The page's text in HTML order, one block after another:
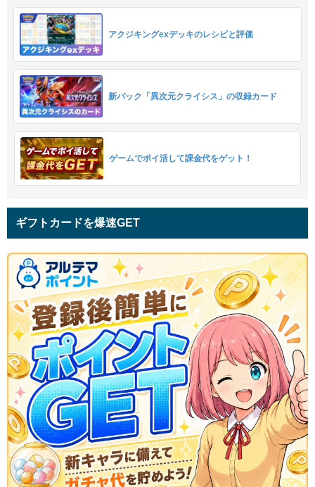
アクジキングexデッキのレシピと評価
新パック「異次元クライシス」の収録カード
ゲームでポイ活して課金代をゲット！
ギフトカードを爆速GET